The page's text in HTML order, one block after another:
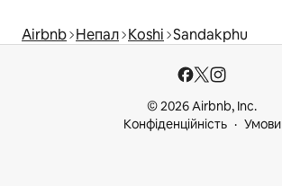
Airbnb Непал Koshi Sandakphu
© 2026 Airbnb, Inc.
Конфіденційність
Умови